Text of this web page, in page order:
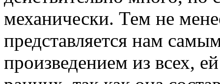
механически. Тем не
представляется нам
произведением из всех,